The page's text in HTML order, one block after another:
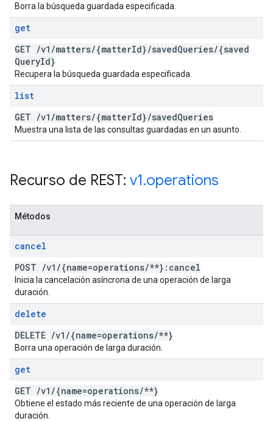
Borra la búsqueda guardada especificada.
get
GET /v1 /matters/{matterId}/savedQueries/{saved
QueryId}
Recupera la búsqueda guardada especificada.
list
GET /v1 /matters/{matterId}/savedQueries
Muestra una lista de las consultas guardadas en un asunto.
Recurso de REST: v1.operations
Métodos
cancel
POST /v1 /{name=operations/**}:cancel
Inicia la cancelación asíncrona de una operación de larga
duración.
delete
DELETE /v1 /{name=operations/**}
Borra una operación de larga duración.
get
GET /v1 /{name=operations/**}
Obtiene el estado más reciente de una operación de larga
duración.